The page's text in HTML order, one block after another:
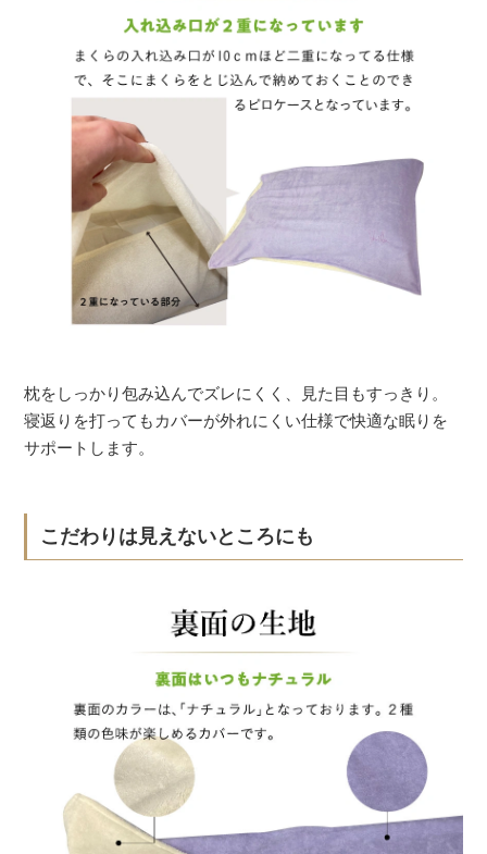
枕をしっかり包み込んでズレにくく、見た目もすっきり。
寝返りを打ってもカバーが外れにくい仕様で快適な眠りを
サポートします。
こだわりは見えないところにも